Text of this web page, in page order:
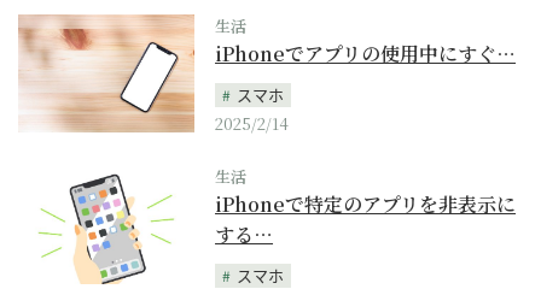
生活
iPhoneでアプリの使用中にすぐ…
スマホ
2025/2/14
生活
iPhoneで特定のアプリを非表示に
する…
スマホ